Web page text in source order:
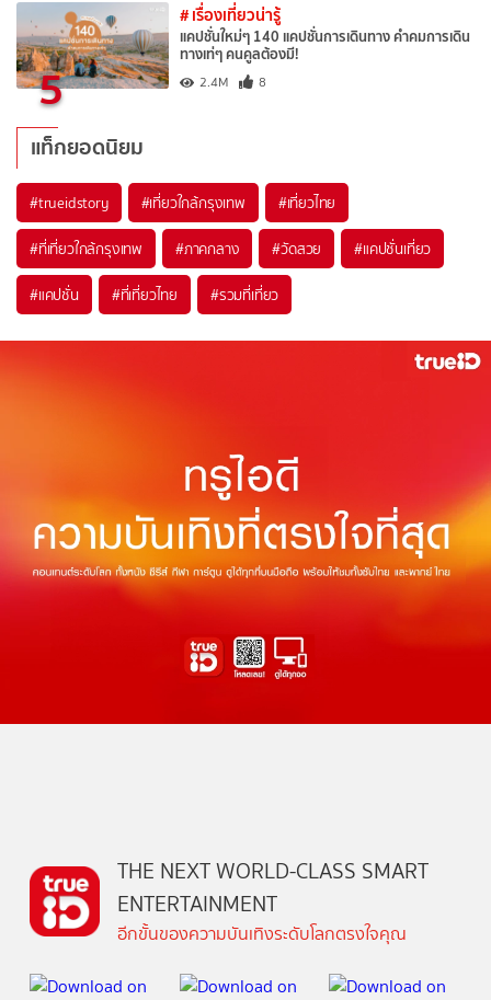
5
# เรื่องเที่ยวน่ารู้
แคปชั่นใหม่ๆ 140 แคปชั่นการเดินทาง คำคมการเดิน
ทางเท่ๆ คนคูลต้องมี!
2.4M 8
แท็กยอดนิยม
#trueidstory #เที่ยวใกล้กรุงเทพ #เที่ยวไทย
#ที่เที่ยวใกล้กรุงเทพ #ภาคกลาง #วัดสวย #แคปชั่นเที่ยว
#แคปชั่น #ที่เที่ยวไทย #รวมที่เที่ยว
THE NEXT WORLD-CLASS SMART
ENTERTAINMENT
อีกขั้นของความบันเทิงระดับโลกตรงใจคุณ